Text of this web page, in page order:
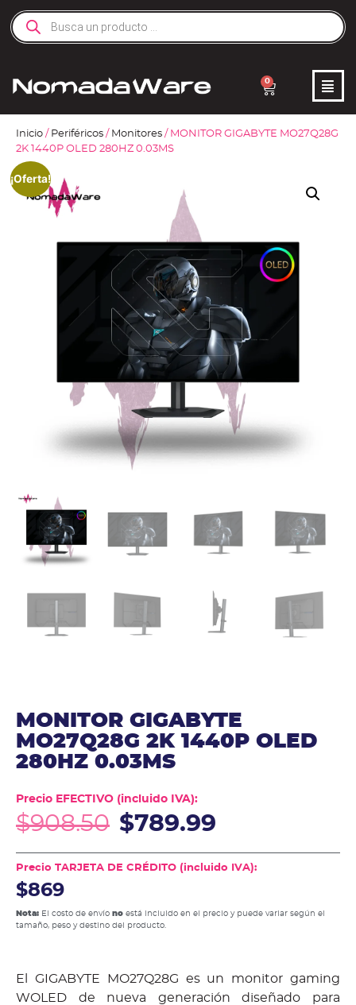
0
Inicio / Periféricos / Monitores / MONITOR GIGABYTE MO27Q28G
2K 1440P OLED 280HZ 0.03MS
¡Oferta!
MONITOR GIGABYTE
MO27Q28G 2K 1440P OLED
280HZ 0.03MS
Precio EFECTIVO (incluido IVA):
$908.50 $789.99
Precio TARJETA DE CRÉDITO (incluido IVA):
$869
Nota: El costo de envío no está incluido en el precio y puede variar según el
tamaño, peso y destino del producto.
El GIGABYTE MO27Q28G es un monitor gaming
WOLED de nueva generación diseñado para